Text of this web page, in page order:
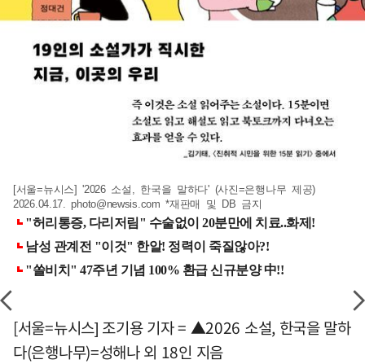
[서울=뉴시스] '2026 소설, 한국을 말하다' (사진=은행나무 제공)
2026.04.17.photo@newsis.com *재판매 및 DB 금지
[서울=뉴시스] 조기용 기자 = ▲2026 소설, 한국을 말하
다(은행나무)=성해나 외 18인 지음